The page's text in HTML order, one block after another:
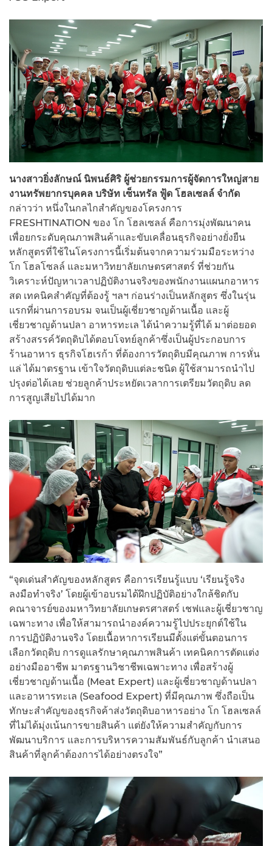
นางสาวยิ่งลักษณ์ นิพนธ์ศิริ ผู้ช่วยกรรมการผู้จัดการใหญ่สาย
งานทรัพยากรบุคคล บริษัท เซ็นทรัล ฟู้ด โฮลเซลล์ จำกัด
กล่าวว่า หนึ่งในกลไกสำคัญของโครงการ
FRESHTINATION ของ โก โฮลเซลล์ คือการมุ่งพัฒนาคน
เพื่อยกระดับคุณภาพสินค้าและขับเคลื่อนธุรกิจอย่างยั่งยืน
หลักสูตรที่ใช้ในโครงการนี้เริ่มต้นจากความร่วมมือระหว่าง
โก โฮลโซลล์ และมหาวิทยาลัยเกษตรศาสตร์ ที่ช่วยกัน
วิเคราะห์ปัญหาเวลาปฏิบัติงานจริงของพนักงานแผนกอาหาร
สด เทคนิคสำคัญที่ต้องรู้ ฯลฯ ก่อนร่างเป็นหลักสูตร ซึ่งในรุ่น
แรกที่ผ่านการอบรม จนเป็นผู้เชี่ยวชาญด้านเนื้อ และผู้
เชี่ยวชาญด้านปลา อาหารทะเล ได้นำความรู้ที่ได้ มาต่อยอด
สร้างสรรค์วัตถุดิบได้ตอบโจทย์ลูกค้าซึ่งเป็นผู้ประกอบการ
ร้านอาหาร ธุรกิจโฮเรก้า ที่ต้องการวัตถุดิบมีคุณภาพ การหั่น
แล่ ได้มาตรฐาน เข้าใจวัตถุดิบแต่ละชนิด ผู้ใช้สามารถนำไป
ปรุงต่อได้เลย ช่วยลูกค้าประหยัดเวลาการเตรียมวัตถุดิบ ลด
การสูญเสียไปได้มาก
“จุดเด่นสำคัญของหลักสูตร คือการเรียนรู้แบบ ‘เรียนรู้จริง
ลงมือทำจริง’ โดยผู้เข้าอบรมได้ฝึกปฏิบัติอย่างใกล้ชิดกับ
คณาจารย์ของมหาวิทยาลัยเกษตรศาสตร์ เชฟและผู้เชี่ยวชาญ
เฉพาะทาง เพื่อให้สามารถนำองค์ความรู้ไปประยุกต์ใช้ใน
การปฏิบัติงานจริง โดยเนื้อหาการเรียนมีตั้งแต่ขั้นตอนการ
เลือกวัตถุดิบ การดูแลรักษาคุณภาพสินค้า เทคนิคการตัดแต่ง
อย่างมืออาชีพ มาตรฐานวิชาชีพเฉพาะทาง เพื่อสร้างผู้
เชี่ยวชาญด้านเนื้อ (Meat Expert) และผู้เชี่ยวชาญด้านปลา
และอาหารทะเล (Seafood Expert) ที่มีคุณภาพ ซึ่งถือเป็น
ทักษะสำคัญของธุรกิจค้าส่งวัตถุดิบอาหารอย่าง โก โฮลเซลล์
ที่ไม่ได้มุ่งเน้นการขายสินค้า แต่ยังให้ความสำคัญกับการ
พัฒนาบริการ และการบริหารความสัมพันธ์กับลูกค้า นำเสนอ
สินค้าที่ลูกค้าต้องการได้อย่างตรงใจ”